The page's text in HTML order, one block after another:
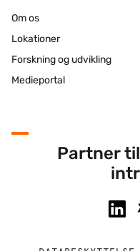
Om os
Lokationer
Forskning og udvikling
Medieportal
Partner